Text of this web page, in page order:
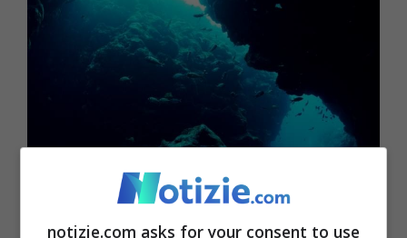
I cinque italiani hanno provato l’esplorazione di alcune
notizie.com asks for your consent to use